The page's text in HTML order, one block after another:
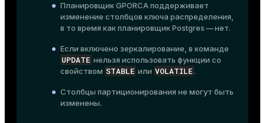
Планировщик GPORCA поддерживает
изменение столбцов ключа распределения,
в то время как планировщик Postgres — нет.
Если включено зеркалирование, в команде
UPDATE нельзя использовать функции со
свойством STABLE или VOLATILE .
Столбцы партиционирования не могут быть
изменены.